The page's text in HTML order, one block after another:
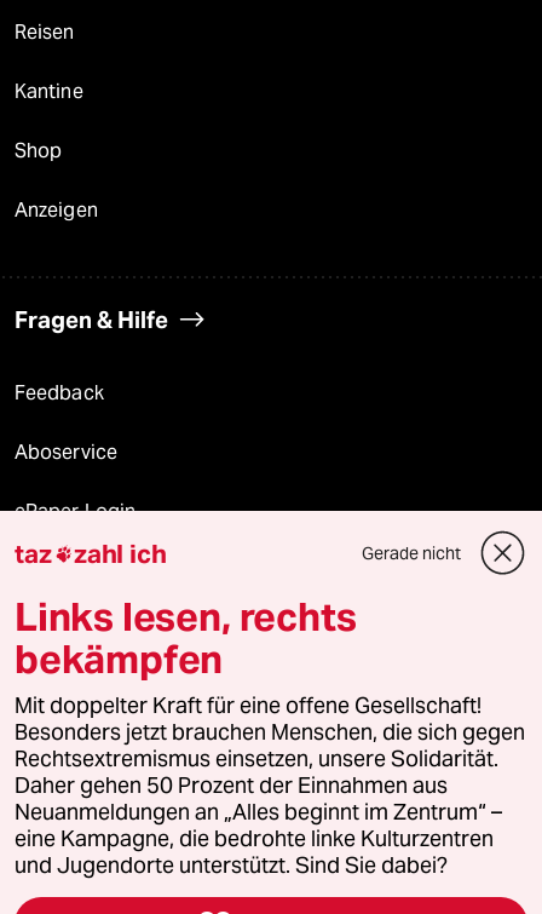
Reisen
Kantine
Shop
Anzeigen
Fragen & Hilfe
Feedback
Aboservice
ePaper Login
Downloads für Abonnierende
© 2026 taz Verlags und Vertriebs GmbH
Alle Rechte vorbehalten. Bei rechtlichen Fragen oder für Genehmigungen
wenden Sie sich bitte an
lizenzen@taz.de
Feedback Redaktionsstatut Kommune-Richtlinien
Leitlinie Informant Datenschutz Impressum AGB
taz zahl ich Gerade nicht
Links lesen, rechts
bekämpfen
Mit doppelter Kraft für eine offene Gesellschaft!
Besonders jetzt brauchen Menschen, die sich gegen
Rechtsextremismus einsetzen, unsere Solidarität.
Daher gehen 50 Prozent der Einnahmen aus
Neuanmeldungen an „Alles beginnt im Zentrum“ –
eine Kampagne, die bedrohte linke Kulturzentren
und Jugendorte unterstützt. Sind Sie dabei?